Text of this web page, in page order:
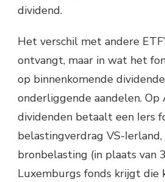
dividend.
Het verschil met andere
ontvangt, maar in wat het
op binnenkomende
onderliggende aandelen. Op
dividenden betaalt een Iers
belastingverdrag VS-Ierland,
bronbelasting (in plaats van
Luxemburgs fonds krijgt die